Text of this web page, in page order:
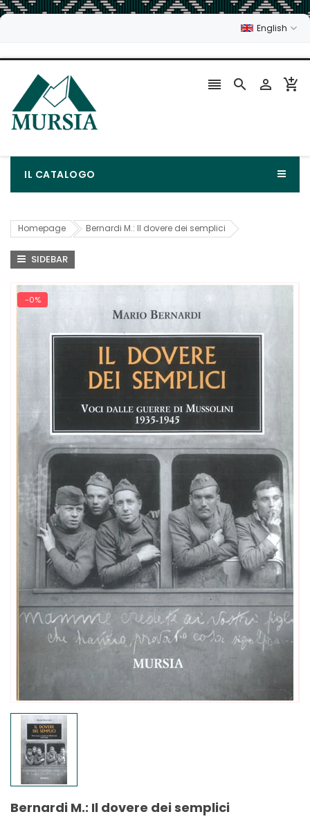
English
   
IL CATALOGO
Homepage Bernardi M.: Il dovere dei semplici
SIDEBAR
-0%
Bernardi M.: Il dovere dei semplici